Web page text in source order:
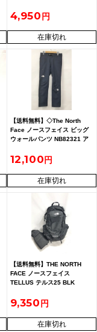
4,950
在庫切れ
【送料無料】◇The North
Face ノースフェイス ビッグ
ウォールパンツ NB82321 ア
12,100
在庫切れ
【送料無料】THE NORTH
FACE ノースフェイス
TELLUS テルス25 BLK
ックサック
9,350
在庫切れ